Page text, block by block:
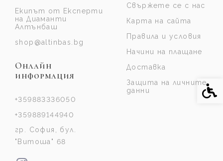
Екипът от Експерти
на Диаманти
Алтънбаш
shop@altinbas.bg
Онлайн
информация
+359883336050
+359889144940
гр. София, бул.
"Витоша" 68
Свържете се с нас
Карта на сайта
Правила и условия
Начини на плащане
Доставка
Защита на личните
данни